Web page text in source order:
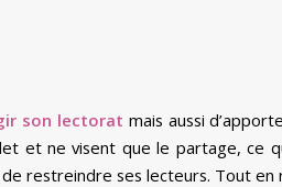
son lectorat mais aussi
et ne visent que le partage, ce
restreindre ses lecteurs. Tout en